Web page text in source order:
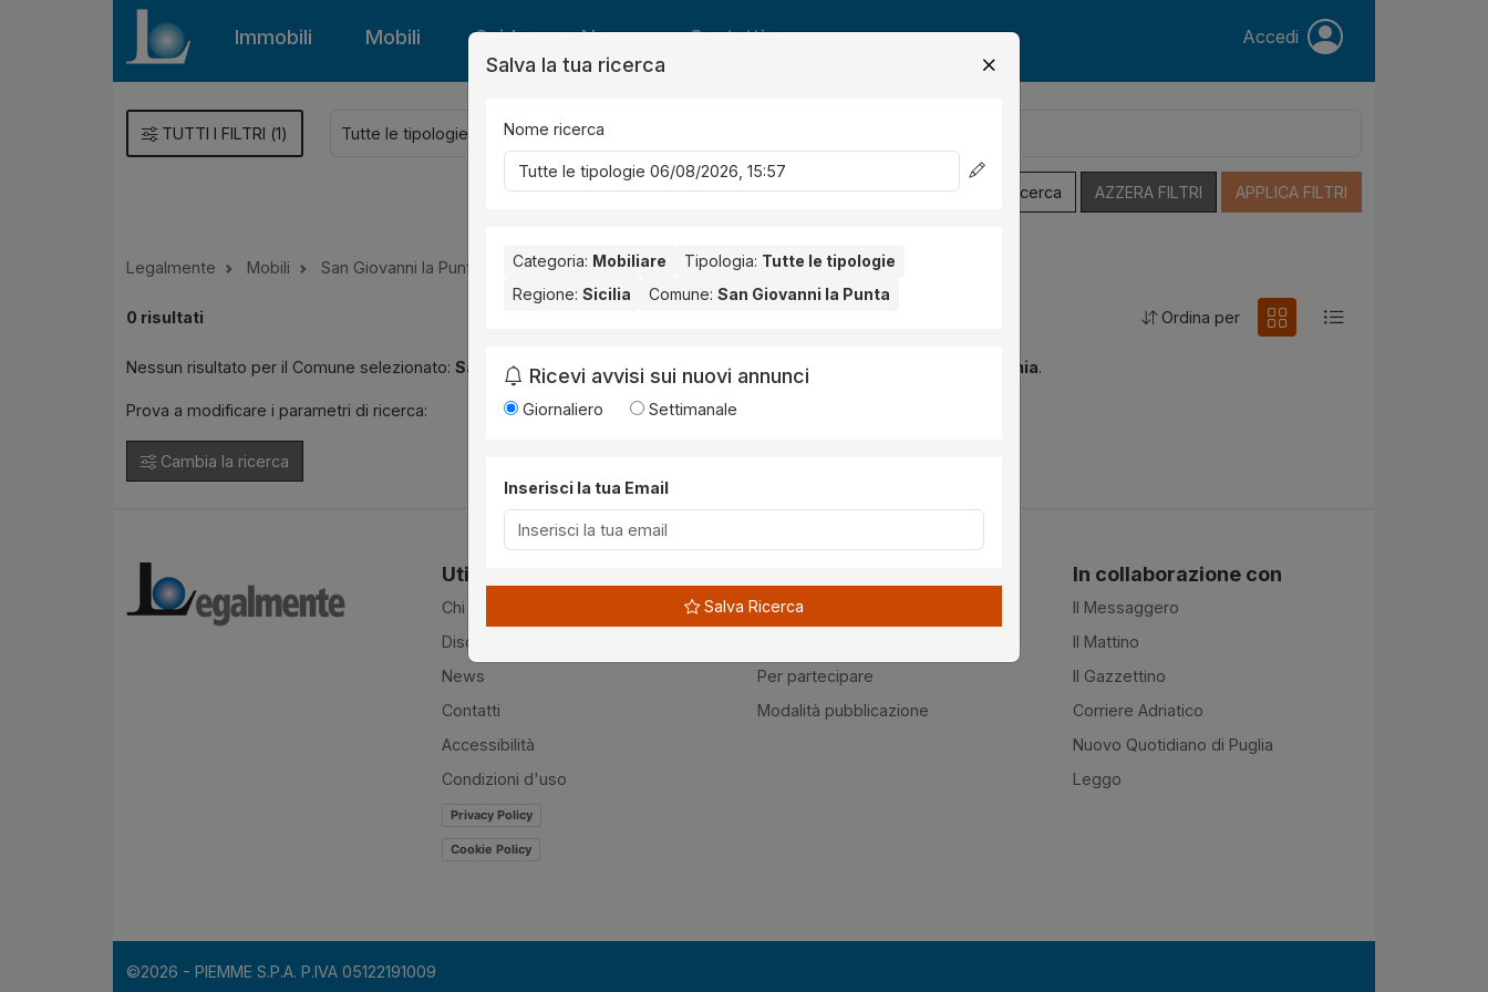
Immobili Mobili Guide News Contatti Accedi
TUTTI I FILTRI (1)
Salva Ricerca AZZERA FILTRI APPLICA FILTRI
Legalmente Mobili San Giovanni la Punta
0 risultati Ordina per
Nessun risultato per il Comune selezionato: San Giovanni la Punta . Nessun risultato per la Provincia selezionata: Catania.
Prova a modificare i parametri di ricerca:
Cambia la ricerca
Utilità
Chi siamo
Disclaimer
News
Contatti
Accessibilità
Condizioni d'uso
Privacy Policy
Cookie Policy
Normativa
Per partecipare
Modalità pubblicazione
In collaborazione con
Il Messaggero
Il Mattino
Il Gazzettino
Corriere Adriatico
Nuovo Quotidiano di Puglia
Leggo
©2026 - PIEMME S.P.A. P.IVA 05122191009
Salva la tua ricerca
Nome ricerca
Categoria: Mobiliare Tipologia: Tutte le tipologie
Regione: Sicilia Comune: San Giovanni la Punta
Ricevi avvisi sui nuovi annunci
Giornaliero Settimanale
Inserisci la tua Email
Salva Ricerca